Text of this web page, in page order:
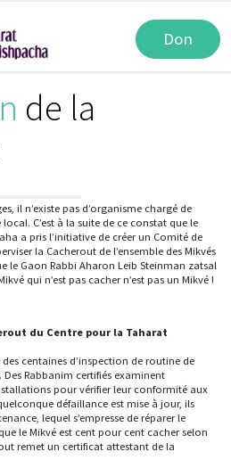
Don
de la
il n’existe pas d’organisme chargé de
C’est à la suite de ce constat que le
a pris l’initiative de créer un Comité de
la Cacherout de l’ensemble des Mikvés
le Gaon Rabbi Aharon Leib Steinman zatsal
qui n’est pas cacher n’est pas un Mikvé !
du Centre pour la Taharat
centaines d’inspection de routine de
Rabbanim certifiés examinent
pour vérifier leur conformité aux
défaillance est mise à jour, ils
lequel s’empresse de réparer le
le Mikvé est cent pour cent cacher selon
remet un certificat attestant de la